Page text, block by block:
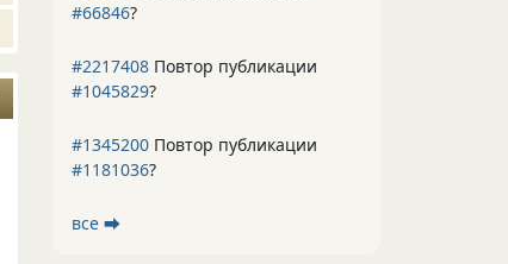
#66846?
#2217408 Повтор публикации
#1045829?
#1345200 Повтор публикации
#1181036?
все ⮕